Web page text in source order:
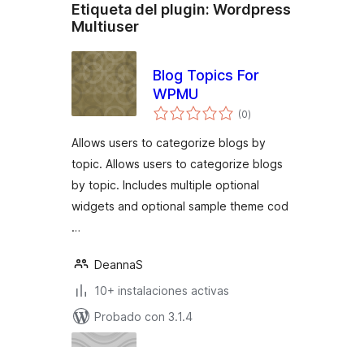
Etiqueta del plugin: Wordpress
Multiuser
Blog Topics For
WPMU
(0valoraciones
en
)
Allows users to categorize blogs by
topic. Allows users to categorize blogs
by topic. Includes multiple optional
widgets and optional sample theme cod
…
DeannaS
10+ instalaciones activas
Probado con 3.1.4